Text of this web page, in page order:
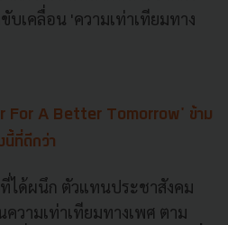
เคลื่อน 'ความเท่าเทียมทาง
For A Better Tomorrow' ข้าม
นี้ที่ดีกว่า
ที่ได้ผนึก ตัวแทนประชาสังคม
วามเท่าเทียมทางเพศ ตาม